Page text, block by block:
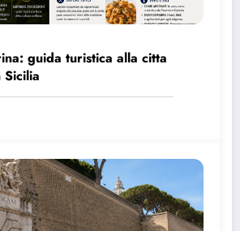
guida turistica alla citta
Sicilia